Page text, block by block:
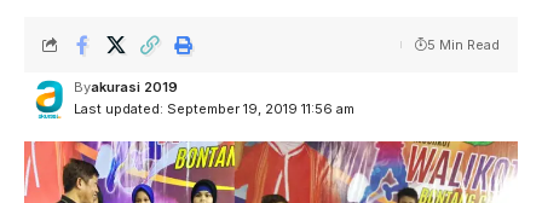
Last updated: September 19, 2019 11:56 am
Byakurasi 2019
5 Min Read